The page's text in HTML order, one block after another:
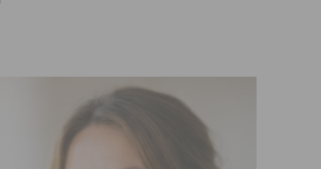
com outras tantas
que serão vendidas por um
euros. “E a cada ano que